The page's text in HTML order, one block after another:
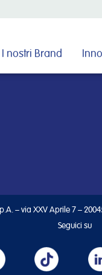
I nostri Brand
– via XXV Aprile 7 –
Seguici su